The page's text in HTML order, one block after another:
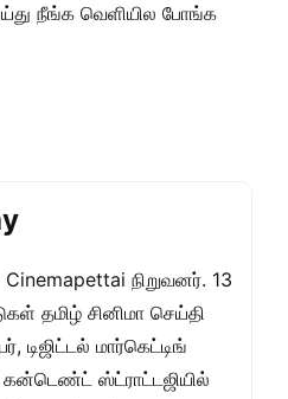
நீங்க வெளியில போங்க
நிறுவனர். 13
தமிழ் சினிமா செய்தி
டிஜிட்டல் மார்கெட்டிங்
கன்டெண்ட் ஸ்ட்ராட்டஜியில்